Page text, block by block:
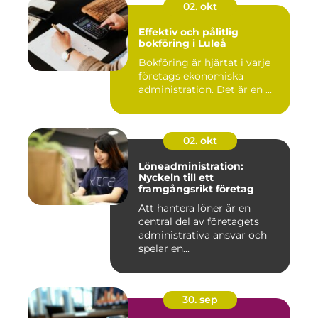
02. okt
Effektiv och pålitlig
bokföring i Luleå
Bokföring är hjärtat i varje
företags ekonomiska
administration. Det är en ...
02. okt
Löneadministration:
Nyckeln till ett
framgångsrikt företag
Att hantera löner är en
central del av företagets
administrativa ansvar och
spelar en...
30. sep